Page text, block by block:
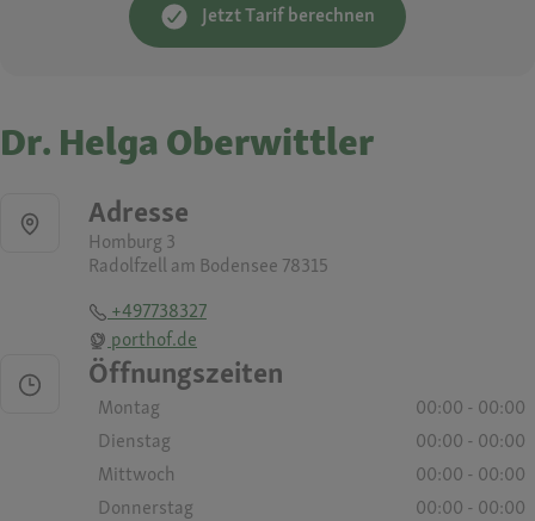
Jetzt Tarif berechnen
Dr. Helga Oberwittler
Adresse
Homburg 3
Radolfzell am Bodensee 78315
+497738327
porthof.de
Öffnungszeiten
Montag
00:00 - 00:00
Dienstag
00:00 - 00:00
Mittwoch
00:00 - 00:00
Donnerstag
00:00 - 00:00